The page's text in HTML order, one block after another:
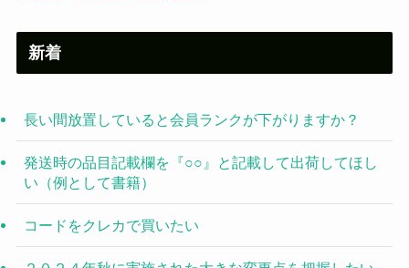
新着
長い間放置していると会員ランクが下がりますか？
発送時の品目記載欄を『○○』と記載して出荷してほし
い（例として書籍）
コードをクレカで買いたい